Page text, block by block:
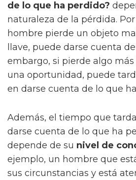
de lo que ha perdido?
naturaleza de la pérdida.
hombre pierde un objeto
llave, puede darse cuenta
embargo, si pierde algo
una oportunidad, puede
en darse cuenta de lo que
Además, el tiempo que
darse cuenta de lo que ha
depende de su nivel de
ejemplo, un hombre que
sus circunstancias y está